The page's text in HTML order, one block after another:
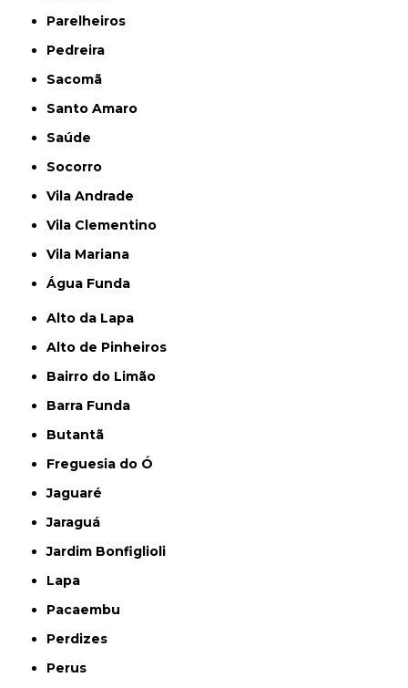
Parelheiros
Pedreira
Sacomã
Santo Amaro
Saúde
Socorro
Vila Andrade
Vila Clementino
Vila Mariana
Água Funda
Alto da Lapa
Alto de Pinheiros
Bairro do Limão
Barra Funda
Butantã
Freguesia do Ó
Jaguaré
Jaraguá
Jardim Bonfiglioli
Lapa
Pacaembu
Perdizes
Perus